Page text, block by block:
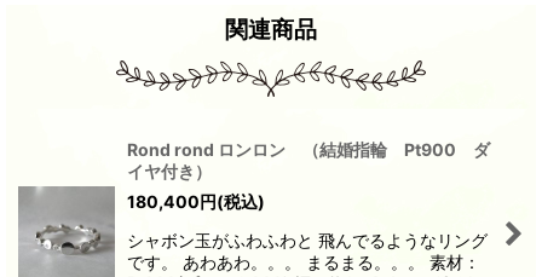
関連商品
Rond rond ロンロン （結婚指輪 Pt900 ダ
イヤ付き）
180,400円(税込)
シャボン玉がふわふわと 飛んでるようなリング
です。 あわあわ。。。 まるまる。。。 素材：